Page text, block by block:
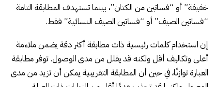
خفيفة” أو “فساتين من الكتان”، بينما تستهدف المطابقة التامة
“فساتين الصيف” أو “فساتين الصيف النسائية” فقط.
إن استخدام كلمات رئيسية ذات مطابقة أكثر دقة يضمن ملاءمة
أعلى وتكاليف أقل ولكنه قد يقلل من مدى الوصول. توفر مطابقة
العبارة توازنًا، في حين أن المطابقة التقريبية يمكن أن تزيد من مدى